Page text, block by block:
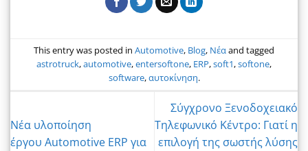
This entry was posted in Automotive, Blog, Νέαand tagged
astrotruck,automotive,entersoftone, ERP,soft1,softone,
software,αυτοκίνηση.
Νέα υλοποίηση
έργου Automotive ERP για
Σύγχρονο Ξενοδοχειακό
Τηλεφωνικό Κέντρο: Γιατί η
επιλογή της σωστής λύσης